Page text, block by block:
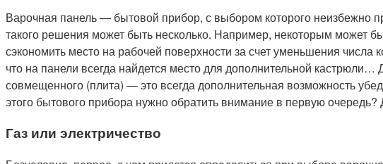
Варочная панель — бытовой прибор, с выбором которого неизбежно
такого решения может быть несколько. Например, некоторым может
сэкономить место на рабочей поверхности за счет уменьшения
что на панели всегда найдется место для дополнительной
совмещенного (плита) — это всегда дополнительная возможность
этого бытового прибора нужно обратить внимание в первую
Газ или электричество